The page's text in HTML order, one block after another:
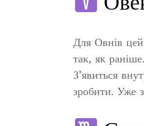
Для Овнів
так, як
З’явиться
зробити. Уже